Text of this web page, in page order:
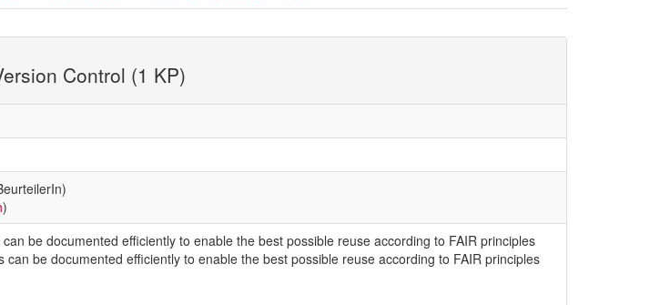
Control (1 KP)
)
be documented efficiently to enable the best possible reuse according to FAIR principles
be documented efficiently to enable the best possible reuse according to FAIR principles